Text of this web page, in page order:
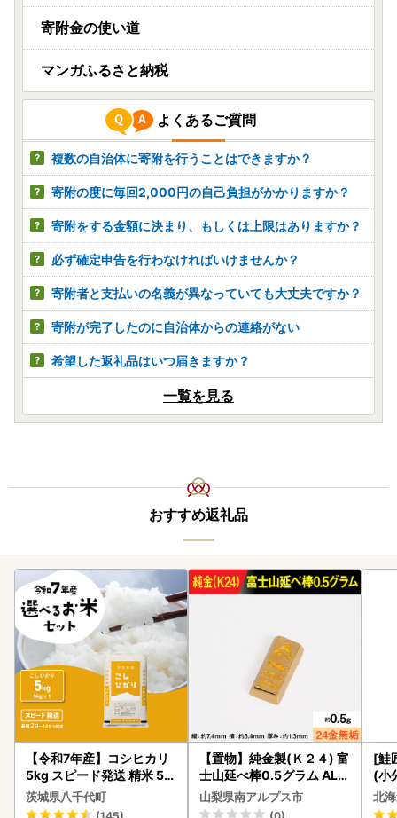
寄附金の使い道
マンガふるさと納税
よくあるご質問
複数の自治体に寄附を行うことはできますか？
寄附の度に毎回2,000円の自己負担がかかりますか？
寄附をする金額に決まり、もしくは上限はありますか？
必ず確定申告を行わなければいけませんか？
寄附者と支払いの名義が異なっていても大丈夫ですか？
寄附が完了したのに自治体からの連絡がない
希望した返礼品はいつ届きますか？
一覧を見る
おすすめ返礼品
【令和7年産】コシヒカリ
5kg スピード発送 精米 5k
g x 1袋 白米 茨城県 八千代
町
茨城県八千代町
【置物】純金製(Ｋ２４) 富
士山延べ棒0.5グラム ALP
BK181
山梨県南アルプス市
[鮭
(小
5
北